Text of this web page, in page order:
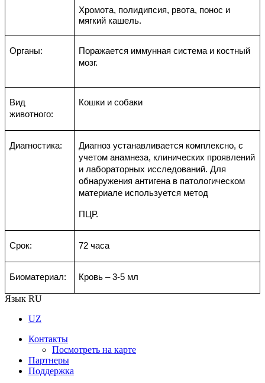
Хромота, полидипсия, рвота, понос и
мягкий кашель.
Органы:
Поражается иммунная система и костный
мозг.
Вид
животного:
Кошки и собаки
Диагностика:
Диагноз устанавливается комплексно, с
учетом анамнеза, клинических проявлений
и лабораторных исследований. Для
обнаружения антигена в патологическом
материале используется метод
ПЦР.
Срок: 72 часа
Биоматериал: Кровь – 3-5 мл
Язык RU
UZ
Контакты
Посмотреть на карте
Партнеры
Поддержка